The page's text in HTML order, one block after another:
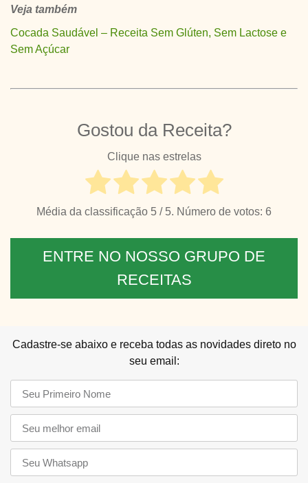
Veja também
Cocada Saudável – Receita Sem Glúten, Sem Lactose e
Sem Açúcar
Gostou da Receita?
Clique nas estrelas
Média da classificação 5 / 5. Número de votos: 6
ENTRE NO NOSSO GRUPO DE
RECEITAS
Cadastre-se abaixo e receba todas as novidades direto no
seu email: